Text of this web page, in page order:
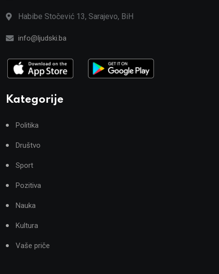
Habibe Stočević 13, Sarajevo, BiH
info@ljudski.ba
Kategorije
Politika
Društvo
Sport
Pozitiva
Nauka
Kultura
Vaše priče